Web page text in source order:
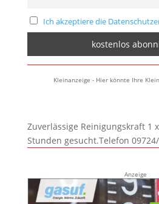
Ich akzeptiere die
Kleinanzeige - Hier könnte Ihre
Zuverlässige Reinigungskraft 1
Stunden gesucht.Telefon
Anzeige